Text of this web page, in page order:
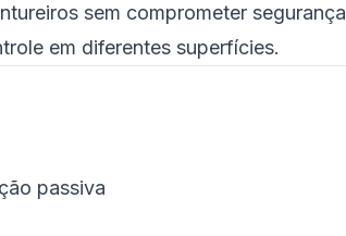
sem comprometer segurança
em diferentes superfícies.
passiva